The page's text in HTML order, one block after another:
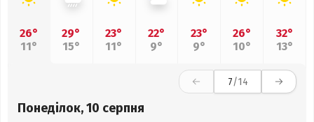
26°
11°
29°
15°
23°
11°
22°
9°
23°
9°
26°
10°
32°
13°
7/14
Понеділок, 10 серпня